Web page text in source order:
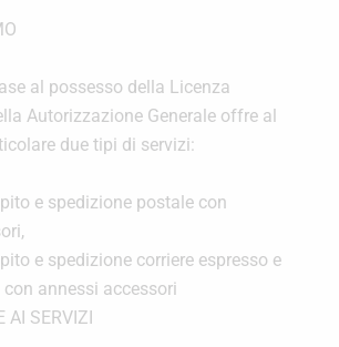
al possesso della Licenza
Autorizzazione Generale offre al
due tipi di servizi:
e spedizione postale con
e spedizione corriere espresso e
annessi accessori
AI SERVIZI